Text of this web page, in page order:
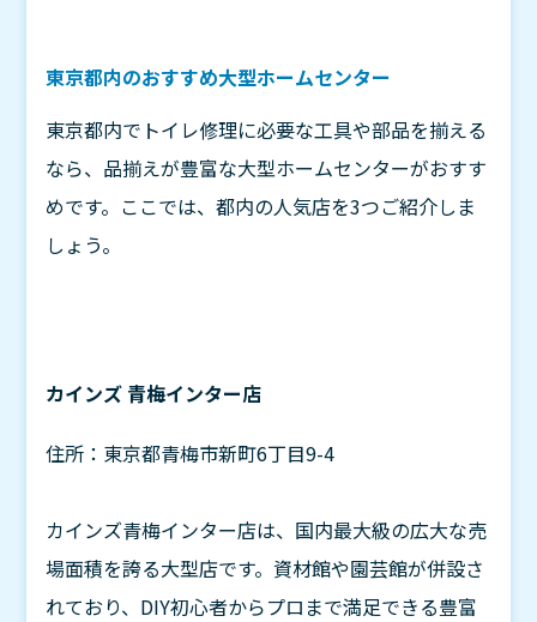
東京都内のおすすめ大型ホームセンター
東京都内でトイレ修理に必要な工具や部品を揃える
なら、品揃えが豊富な大型ホームセンターがおすす
めです。ここでは、都内の人気店を3つご紹介しま
しょう。
カインズ 青梅インター店
住所：東京都青梅市新町6丁目9-4
カインズ青梅インター店は、国内最大級の広大な売
場面積を誇る大型店です。資材館や園芸館が併設さ
れており、DIY初心者からプロまで満足できる豊富